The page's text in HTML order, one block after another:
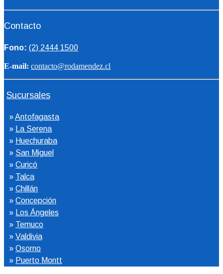
Contacto
Fono: (2) 2444 1500
E-mail: contacto@rodamendez.cl
Sucursales
»Antofagasta
»
La Serena
» Huechuraba
» San Miguel
» Curicó
» Talca
» Chillán
» Concepción
»
Los Ángeles
» Temuco
» Valdivia
» Osorno
» Puerto Montt